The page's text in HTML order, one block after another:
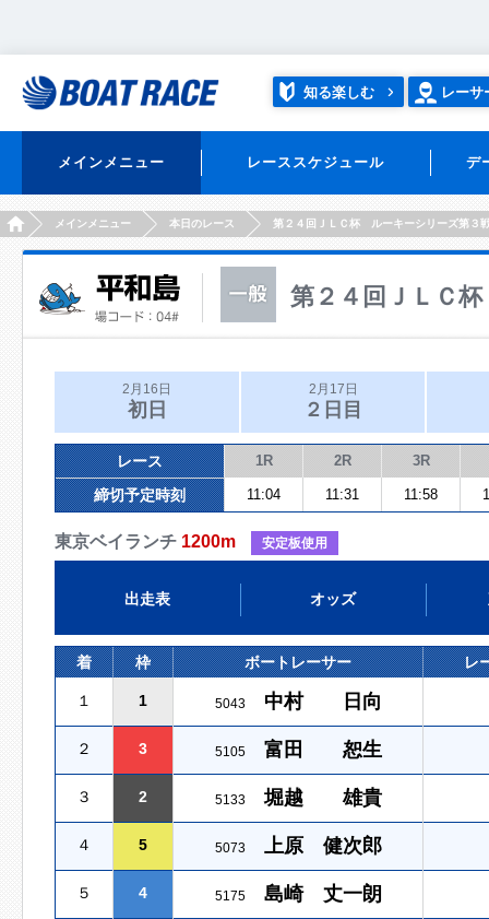
知る楽しむ レーサ
メインメニュー レーススケジュール デ
HOMEメインメニュー 本日のレース 第２４回ＪＬＣ杯 ルーキーシリーズ第３
第２４回ＪＬＣ
2月16日
初日
2月17日
２日目
レース 1R 2R 3R
締切予定時刻 11:04 11:31 11:58
東京ベイランチ 1200m 安定板使用
出走表 オッズ
着 枠 ボートレーサー レ
１ 1 5043 中村 日向
２ 3 5105 富田 恕生
３ 2 5133 堀越 雄貴
４ 5 5073 上原 健次郎
５ 4 5175 島崎 丈一朗